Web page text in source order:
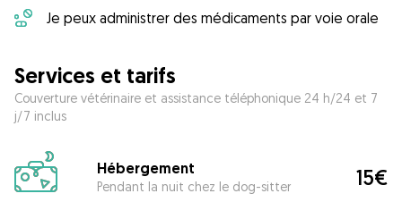
Je peux administrer des médicaments par voie orale
Services et tarifs
Couverture vétérinaire et assistance téléphonique 24 h/24 et 7
j/7 inclus
Hébergement
Pendant la nuit chez le dog-sitter 15€